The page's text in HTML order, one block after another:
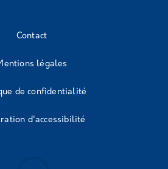
Contact
légales
de confidentialité
d'accessibilité